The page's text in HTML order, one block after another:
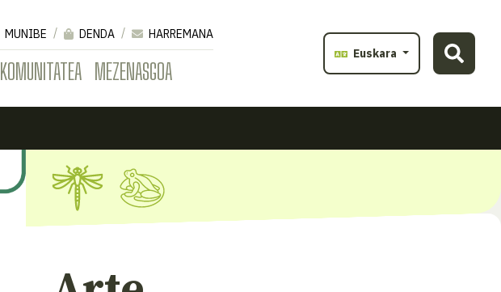
KOMUNITATEA MEZENASGOA
MUNIBE DENDA
HARREMANA
Euskara